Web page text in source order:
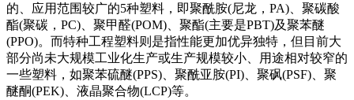
的、应用范围较广的5种塑料，即聚酰胺(尼龙，PA)、聚碳酸
酯(聚碳，PC)、聚甲醛(POM)、聚酯(主要是PBT)及聚苯醚
(PPO)。而特种工程塑料则是指性能更加优异独特，但目前大
部分尚未大规模工业化生产或生产规模较小、用途相对较窄的
一些塑料，如聚苯硫醚(PPS)、聚酰亚胺(PI)、聚砜(PSF)、聚
醚酮(PEK)、液晶聚合物(LCP)等。